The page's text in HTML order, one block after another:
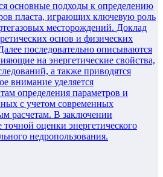
основные подходы к определению
пласта, играющих ключевую роль
месторождений. Доклад
основ и физических
последовательно описываются
на энергетические свойства,
а также приводятся
внимание уделяется
определения параметров и
с учетом современных
расчетам. В заключении
точной оценки энергетического
недропользования.